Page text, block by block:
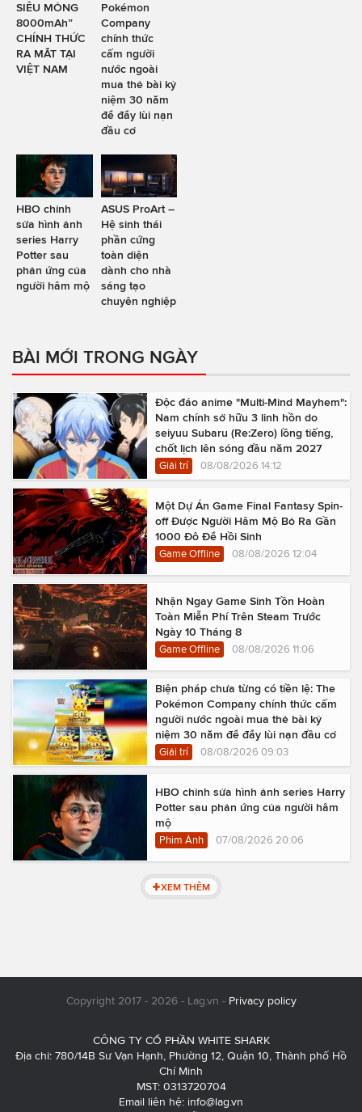
SIÊU MỎNG
8000mAh”
CHÍNH THỨC
RA MẮT TẠI
VIỆT NAM
Pokémon
Company
chính thức
cấm người
nước ngoài
mua thẻ bài kỷ
niệm 30 năm
để đẩy lùi nạn
đầu cơ
HBO chỉnh
sửa hình ảnh
series Harry
Potter sau
phản ứng của
người hâm mộ
ASUS ProArt –
Hệ sinh thái
phần cứng
toàn diện
dành cho nhà
sáng tạo
chuyên nghiệp
BÀI MỚI TRONG NGÀY
Độc đáo anime "Multi-Mind Mayhem":
Nam chính sở hữu 3 linh hồn do
seiyuu Subaru (Re:Zero) lồng tiếng,
chốt lịch lên sóng đầu năm 2027
Giải trí 08/08/2026 14:12
Một Dự Án Game Final Fantasy Spin-
off Được Người Hâm Mộ Bỏ Ra Gần
1000 Đô Để Hồi Sinh
Game Offline 08/08/2026 12:04
Nhận Ngay Game Sinh Tồn Hoàn
Toàn Miễn Phí Trên Steam Trước
Ngày 10 Tháng 8
Game Offline 08/08/2026 11:06
Biện pháp chưa từng có tiền lệ: The
Pokémon Company chính thức cấm
người nước ngoài mua thẻ bài kỷ
niệm 30 năm để đẩy lùi nạn đầu cơ
Giải trí 08/08/2026 09:03
HBO chỉnh sửa hình ảnh series Harry
Potter sau phản ứng của người hâm
mộ
Phim Ảnh 07/08/2026 20:06
XEM THÊM
Copyright 2017 - 2026 - Lag.vn - Privacy policy
CÔNG TY CỔ PHẦN WHITE SHARK
Địa chỉ: 780/14B Sư Vạn Hạnh, Phường 12, Quận 10, Thành phố Hồ
Chí Minh
MST: 0313720704
Email liên hệ: info@lag.vn